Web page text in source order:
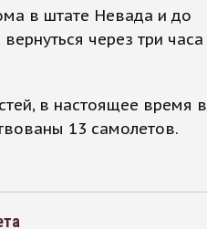
в штате Невада и до
через три часа
в настоящее время в
13 самолетов.